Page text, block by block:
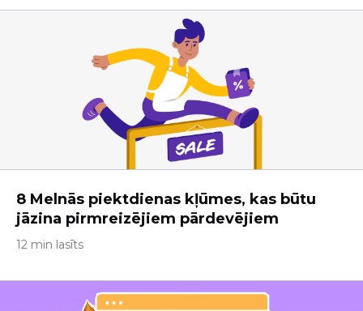
8 Melnās piektdienas kļūmes, kas būtu
jāzina pirmreizējiem pārdevējiem
12 min lasīts